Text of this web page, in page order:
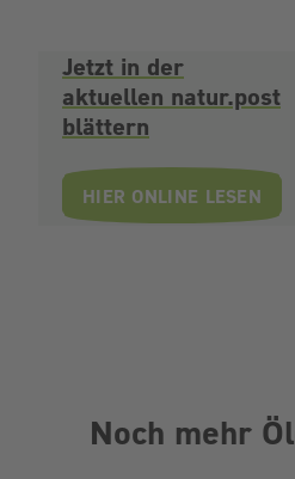
Jetzt in der
aktuellen natur.post
blättern
HIER ONLINE LESEN
Noch mehr